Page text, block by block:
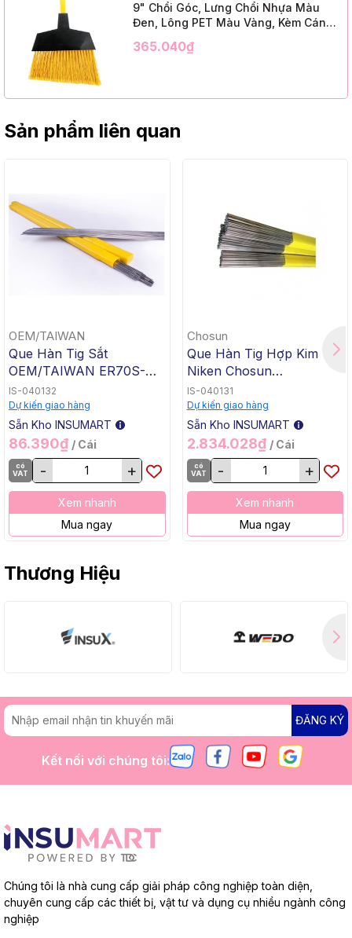
9" Chổi Góc, Lưng Chổi Nhựa Màu
Đen, Lông PET Màu Vàng, Kèm Cán
12 Bộ/Thùng (9" Angle Broom, Black
365.040₫
Sản phẩm liên quan
OEM/TAIWAN
Que Hàn Tig Sắt
OEM/TAIWAN ER70S-G
TG-50, 1.6x1000mm, 5 Kg
/ Hộp, 20 Kg / Thùng
IS-040132
Dự kiến giao hàng
Sẵn Kho INSUMART
86.390₫ / Cái
có
VAT
- +
Xem nhanh
Mua ngay
Chosun
Que Hàn Tig Hợp Kim
Niken Chosun
ERNiCrMo-3 TGC-625,
2.4x1000mm, 5 Kg / Hộp,
20 Kg / Thùng
IS-040131
Dự kiến giao hàng
Sẵn Kho INSUMART
2.834.028₫ / Cái
có
VAT
- +
Xem nhanh
Mua ngay
Thương Hiệu
ĐĂNG KÝ
Kết nối với chúng tôi:
Chúng tôi là nhà cung cấp giải pháp công nghiệp toàn diện,
chuyên cung cấp các thiết bị, vật tư và dụng cụ nhiều ngành công
nghiệp